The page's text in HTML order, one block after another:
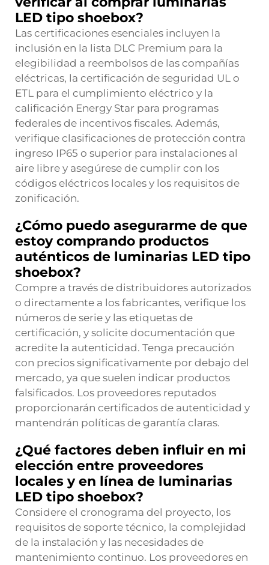
LED tipo shoebox?
Las certificaciones esenciales incluyen la
inclusión en la lista DLC Premium para la
elegibilidad a reembolsos de las compañías
eléctricas, la certificación de seguridad UL o
ETL para el cumplimiento eléctrico y la
calificación Energy Star para programas
federales de incentivos fiscales. Además,
verifique clasificaciones de protección contra
ingreso IP65 o superior para instalaciones al
aire libre y asegúrese de cumplir con los
códigos eléctricos locales y los requisitos de
zonificación.
¿Cómo puedo asegurarme de que
estoy comprando productos
auténticos de luminarias LED tipo
shoebox?
Compre a través de distribuidores autorizados
o directamente a los fabricantes, verifique los
números de serie y las etiquetas de
certificación, y solicite documentación que
acredite la autenticidad. Tenga precaución
con precios significativamente por debajo del
mercado, ya que suelen indicar productos
falsificados. Los proveedores reputados
proporcionarán certificados de autenticidad y
mantendrán políticas de garantía claras.
¿Qué factores deben influir en mi
elección entre proveedores
locales y en línea de luminarias
LED tipo shoebox?
Considere el cronograma del proyecto, los
requisitos de soporte técnico, la complejidad
de la instalación y las necesidades de
mantenimiento continuo. Los proveedores en